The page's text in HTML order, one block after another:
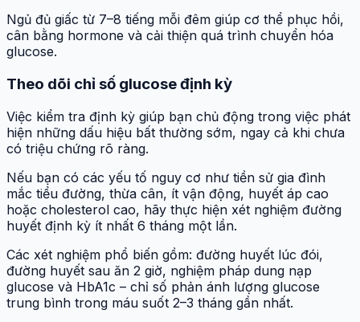
Ngủ đủ giấc từ 7–8 tiếng mỗi đêm giúp cơ thể phục hồi,
cân bằng hormone và cải thiện quá trình chuyển hóa
glucose.
Theo dõi chỉ số glucose định kỳ
Việc kiểm tra định kỳ giúp bạn chủ động trong việc phát
hiện những dấu hiệu bất thường sớm, ngay cả khi chưa
có triệu chứng rõ ràng.
Nếu bạn có các yếu tố nguy cơ như tiền sử gia đình
mắc tiểu đường, thừa cân, ít vận động, huyết áp cao
hoặc cholesterol cao, hãy thực hiện xét nghiệm đường
huyết định kỳ ít nhất 6 tháng một lần.
Các xét nghiệm phổ biến gồm: đường huyết lúc đói,
đường huyết sau ăn 2 giờ, nghiệm pháp dung nạp
glucose và HbA1c – chỉ số phản ánh lượng glucose
trung bình trong máu suốt 2–3 tháng gần nhất.